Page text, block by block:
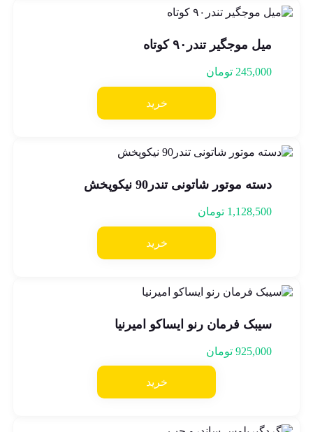
میل موجگیر تندر۹۰ کوتاه
245,000 تومان
خرید
دسته موتور شاتونی تندر90 نیکوپخش
1,128,500 تومان
خرید
سیبک فرمان رنو ایساکو امیرنیا
925,000 تومان
خرید